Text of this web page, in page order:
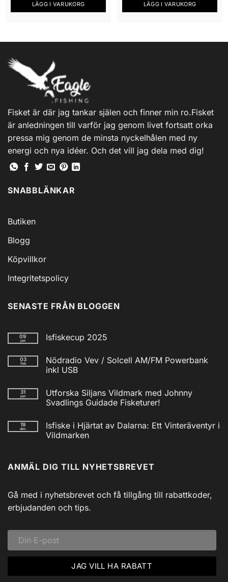
LÄGG I VARUKORG LÄGG I VARUKORG
Fisket är där jag tankar själen och finner min ro.Fisket
är anledningen till varför jag genom livet fortsatt orka
pressa mig genom de minsta nyckelhålen med ny
energi och nya idéer. Och det vill jag dela med dig!
SNABBLÄNKAR
Butiken
Blogg
Köpvillkor
Integritetspolicy
SENASTE FRÅN BLOGGEN
09
jan Isfiskecup 2025
till
Isfiskecup
2025
03
feb
Nödradio Vev / Solcell AM/FM Powerbank
inkl USB
till
Nödradio
Vev
AM/FM
Powerbank
inkl
31
jan
Utforska Siljans Vildmark med Johnny
Svadlings Guidade Fisketurer!
till
Utforska
Siljans
Svadlings
Guidade
19
dec
Isfiske i Hjärtat av Dalarna: Ett Vinteräventyr i
Vildmarken
Isfiske
i
Dalarna:
Ett
Vinteräventyr
i
ANMÄL DIG TILL NYHETSBREVET
Gå med i nyhetsbrevet och få tillgång till rabattkoder,
erbjudanden och tips.